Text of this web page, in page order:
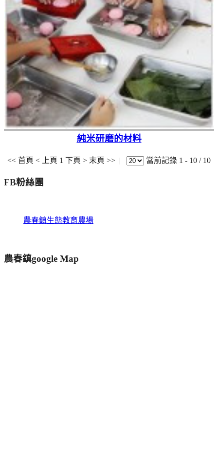
純米研磨的材料
<< 首頁 < 上頁 1 下頁 > 末頁 >> | 當前記錄 1 - 10 / 10
FB粉絲團
農春鎮生態教育農場
農春鎮google Map